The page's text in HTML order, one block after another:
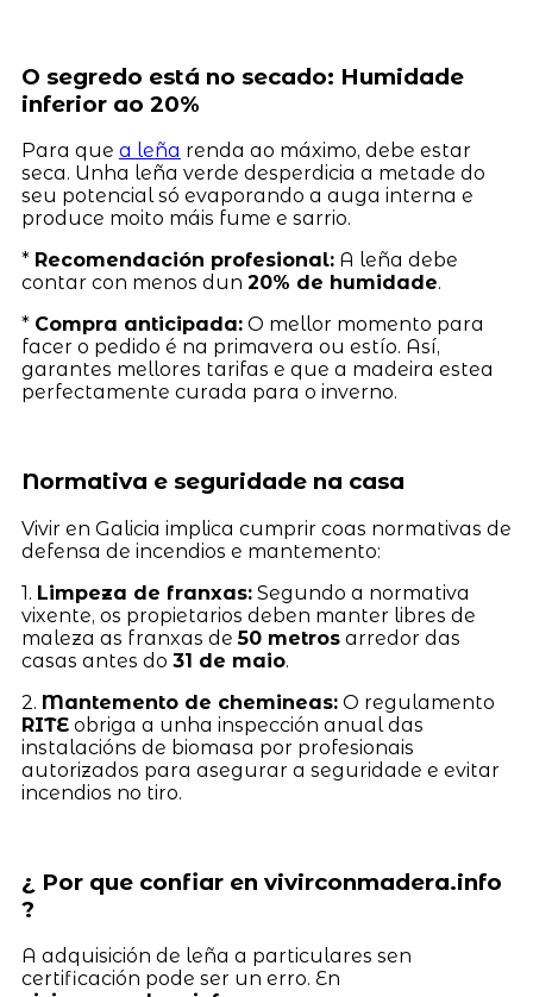
O segredo está no secado: Humidade
inferior ao 20%
Para que a leña renda ao máximo, debe estar
seca. Unha leña verde desperdicia a metade do
seu potencial só evaporando a auga interna e
produce moito máis fume e sarrio.
* Recomendación profesional:A leña debe
contar con menos dun 20% de humidade.
* Compra anticipada:O mellor momento para
facer o pedido é na primavera ou estío. Así,
garantes mellores tarifas e que a madeira estea
perfectamente curada para o inverno.
Normativa e seguridade na casa
Vivir en Galicia implica cumprir coas normativas de
defensa de incendios e mantemento:
1. Limpeza de franxas:Segundo a normativa
vixente, os propietarios deben manter libres de
maleza as franxas de50 metrosarredor das
casas antes do 31 de maio.
2. Mantemento de chemineas:O regulamento
RITEobriga a unha inspección anual das
instalacións de biomasa por profesionais
autorizados para asegurar a seguridade e evitar
incendios no tiro.
¿ Por que confiar en vivirconmadera.info
?
A adquisición de leña a particulares sen
certificación pode ser un erro. En